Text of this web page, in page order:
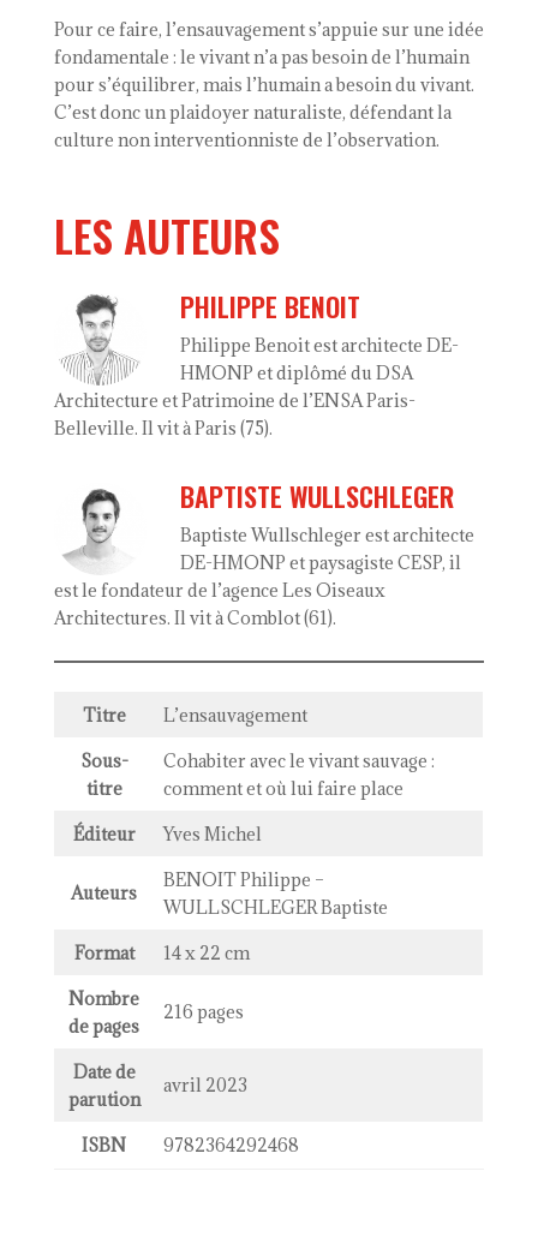
Pour ce faire, l’ensauvagement s’appuie sur une idée
fondamentale : le vivant n’a pas besoin de l’humain
pour s’équilibrer, mais l’humain a besoin du vivant.
C’est donc un plaidoyer naturaliste, défendant la
culture non interventionniste de l’observation.
LES AUTEURS
PHILIPPE BENOIT
Philippe Benoit est architecte DE-
HMONP et diplômé du DSA
Architecture et Patrimoine de l’ENSA Paris-
Belleville. Il vit à Paris (75).
BAPTISTE WULLSCHLEGER
Baptiste Wullschleger est architecte
DE-HMONP et paysagiste CESP, il
est le fondateur de l’agence Les Oiseaux
Architectures. Il vit à Comblot (61).
Titre
L’ensauvagement
Sous-
titre
Cohabiter avec le vivant sauvage :
comment et où lui faire place
Éditeur
Yves Michel
Auteurs
BENOIT Philippe –
WULLSCHLEGER Baptiste
Format
14 x 22 cm
Nombre
de pages
216 pages
Date de
parution
avril 2023
ISBN 9782364292468